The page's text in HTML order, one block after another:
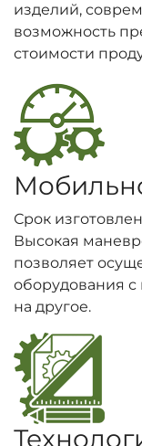
изделий,
возможность
стоимости
Срок
Высокая
позволяет
оборудования с
на другое.